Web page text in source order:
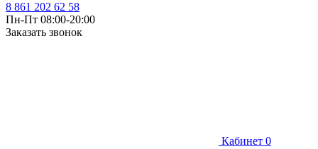
8 861 202 62 58
Пн-Пт 08:00-20:00
Заказать звонок
Кабинет 0